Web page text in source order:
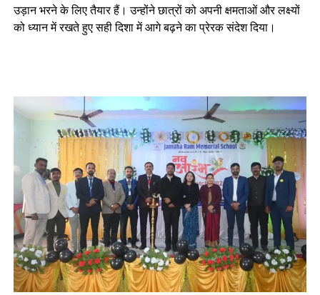
उड़ान भरने के लिए तैयार हैं। उन्होंने छात्रों को अपनी क्षमताओं और लक्ष्यों
को ध्यान में रखते हुए सही दिशा में आगे बढ़ने का प्रेरक संदेश दिया।